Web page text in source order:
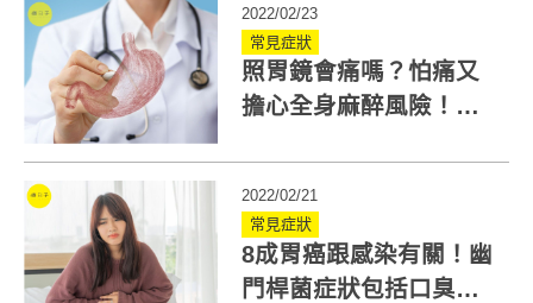
2022/02/23
常見症狀
照胃鏡會痛嗎？怕痛又
擔心全身麻醉風險！無
2022/02/21
常見症狀
8成胃癌跟感染有關！幽
門桿菌症狀包括口臭、